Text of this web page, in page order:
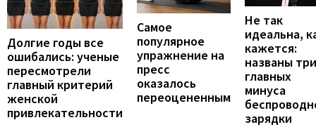
Долгие годы все
ошибались: ученые
пересмотрели
главный критерий
женской
привлекательности
Самое
популярное
упражнение на
пресс
оказалось
переоцененным
Не так
идеальна,
кажется:
названы три
главных
минуса
зарядки